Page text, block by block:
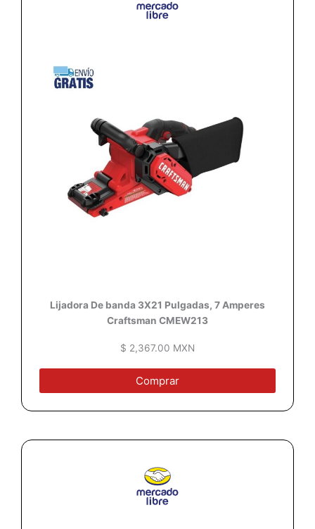
Lijadora De banda 3X21 Pulgadas, 7 Amperes
Craftsman CMEW213
$ 2,367.00 MXN
Comprar